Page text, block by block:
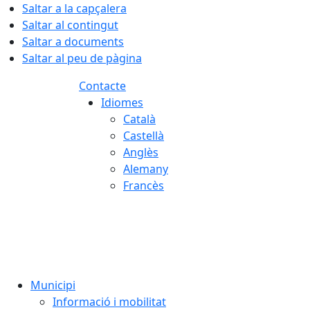
Saltar a la capçalera
Saltar al contingut
Saltar a documents
Saltar al peu de pàgina
Contacte
Idiomes
Català
Castellà
Anglès
Alemany
Francès
Municipi
Informació i mobilitat